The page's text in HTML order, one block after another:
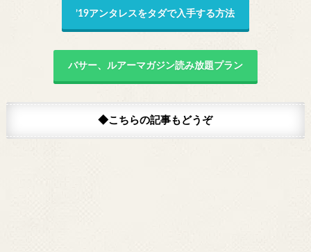
’19アンタレスをタダで入手する方法
バサー、ルアーマガジン読み放題プラン
◆こちらの記事もどうぞ